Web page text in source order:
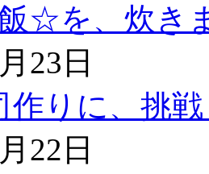
☆を、炊き
23日
作りに、挑
22日